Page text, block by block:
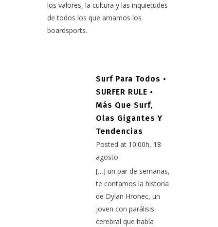
los valores, la cultura y las inquietudes
de todos los que amamos los
boardsports.
Surf Para Todos •
SURFER RULE •
Más Que Surf,
Olas Gigantes Y
Tendencias
Posted at 10:00h, 18
agosto
[…] un par de semanas,
te contamos la historia
de Dylan Hronec, un
joven con parálisis
cerebral que había